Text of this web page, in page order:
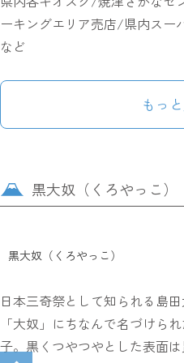
ーキングエリア売店/県内ス
など
もっ
黒大奴（くろやっこ
黒大奴（くろやっこ）
日本三奇祭として知られる島
「大奴」にちなんで名づけら
子。黒くつやつやとした表面